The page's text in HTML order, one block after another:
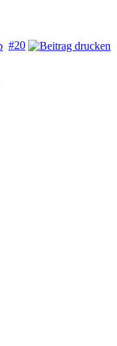
#20